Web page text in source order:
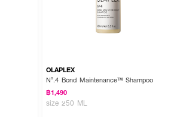
OLAPLEX
Nº.4 Bond Maintenance™ Shampoo
฿1,490
size 250 ML